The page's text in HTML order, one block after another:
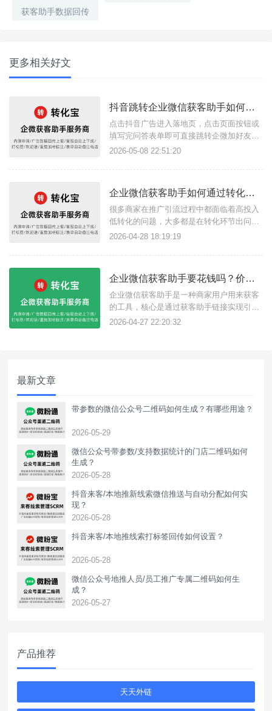
获客助手数据回传
更多相关好文
抖音跳转企业微信获客助手如何搭建落地页？
点击抖音广告进入落地页，点击页面按钮或
填写完问答表单即可直接跳转企微加好友页
面，这样的广告引流方案是如何实现的？其
地页搭建功能即可，获客助手支持任意场景
量转化的方式尤其适合商家用户构建私域流
量。简单几步快速搭建广告落地页链
2026-05-08 22:51:20
企业微信获客助手如何通过转化宝做到高效精准的链路引流方式？
很多商家在推广引流过程中都面临着高投入
低转化的问题，大多都是在转化环节出问
题，不妨试试转化宝获客助手这款工具，支
面，还具有很多推广引流所需功能，下面我
高效精准的链路引流方式？一、活码结合链
接引流获客链接其实就是企微活码加上
2026-04-28 18:19:19
企业微信获客助手要花钱吗？价格怎么样？获客助手有什么功能？
企业微信获客助手是一种商家用户用来获客
的工具，核心是通过获客助手链接实现引流
加粉，适用于各大广告平台投放及市面上短
2026-04-27 22:20:32
最新文章
带参数的微信公众号二维码如何生成？有哪些用途？
2026-05-29
微信公众号带参数/支持数据统计的门店二维码如何
生成？
2026-05-28
抖音来客/本地推新线索微信推送与自动分配如何实
现？
2026-05-28
抖音来客/本地推线索打标签回传如何设置？
2026-05-28
‌微信公众号地推人员/员工推广专属二维码如何生
成？
2026-05-27
产品推荐
天天外链